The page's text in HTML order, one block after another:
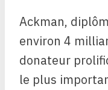
Ackman,
environ 4
donateur
le plus